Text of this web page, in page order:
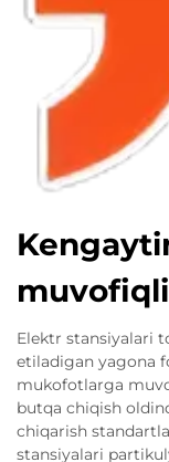
Elektr stansiyalari
etiladigan yagona
mukofotlarga
butqa chiqish
chiqarish
stansiyalari